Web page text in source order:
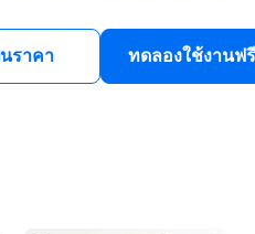
ราคา ทดลองใช้งานฟรี